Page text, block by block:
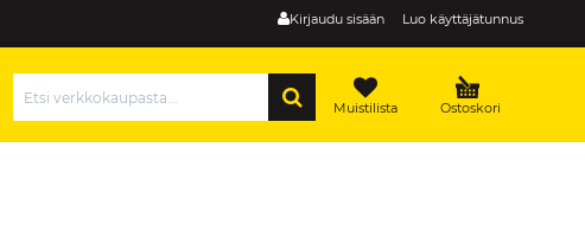
Kirjaudu sisään Luo käyttäjätunnus
Ostoskori
Muistilista
Hae